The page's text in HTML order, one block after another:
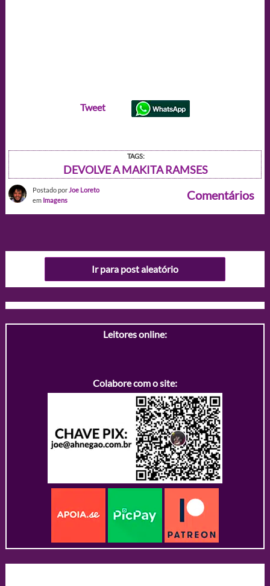
Tweet
TAGS:
DEVOLVE A MAKITA RAMSES
Postado por Joe Loreto
em Imagens Comentários
Ir para post aleatório
Leitores online:
Colabore com o site: